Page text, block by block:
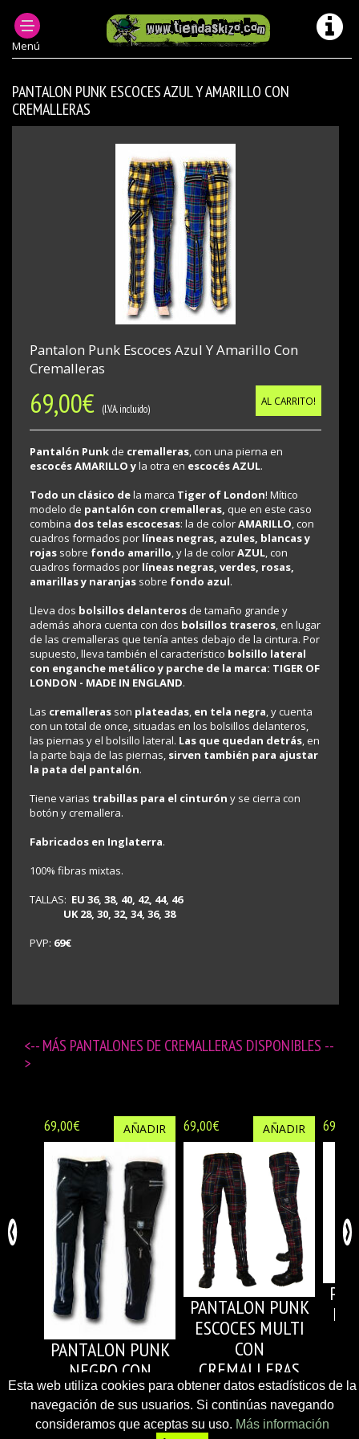
Menú
ROPA PUNK HOMBRE PANTALONES PUNK DE CREMALLERAS
PANTALON PUNK ESCOCES AZUL Y AMARILLO CON
CREMALLERAS
Pantalon Punk Escoces Azul Y Amarillo Con
Cremalleras
69,00€ (I.V.A. incluido)
AL CARRITO!
Pantalón Punk de cremalleras, con una pierna en
escocés AMARILLO yla otra en escocés AZUL.
Todo un clásico dela marca Tiger of London! Mítico
modelo de pantalón con cremalleras, que en este caso
combina dos telas escocesas: la de colorAMARILLO, con
cuadros formados por líneas negras, azules, blancas y
rojas sobre fondo amarillo, y la de colorAZUL, con
cuadros formados por líneas negras, verdes, rosas,
amarillas y naranjas sobre fondo azul.
Lleva dos bolsillos delanteros de tamaño grande y
además ahora cuenta con dos bolsillos traseros, en lugar
de las cremalleras que tenía antes debajo de la cintura. Por
supuesto, lleva también el característico bolsillo lateral
con enganche metálico y parche de la marca: TIGER OF
LONDON - MADE IN ENGLAND.
Las cremalleras son plateadas, en tela negra, y cuenta
con un total de once, situadas en los bolsillos delanteros,
las piernas y el bolsillo lateral. Las que quedan detrás, en
la parte baja de las piernas, sirven también para ajustar
la pata del pantalón.
Tiene varias trabillas para el cinturón y se cierra con
botón y cremallera.
Fabricados en Inglaterra.
100% fibras mixtas.
TALLAS: EU 36, 38, 40, 42, 44, 46
UK 28, 30, 32, 34, 36, 38
PVP: 69€
<-- MÁS PANTALONES DE CREMALLERAS DISPONIBLES --
>
69,00€ AÑADIR
PANTALON PUNK
NEGRO CON
CREMALLERAS
69,00€ AÑADIR
PANTALON PUNK
ESCOCES MULTI
CON
CREMALLERAS
69,00€
Esta web utiliza cookies para obtener datos estadísticos de la
navegación de sus usuarios. Si continúas navegando
consideramos que aceptas su uso. Más información